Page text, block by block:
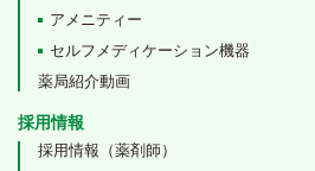
アメニティー
セルフメディケーション機器
薬局紹介動画
採用情報
採用情報（薬剤師）